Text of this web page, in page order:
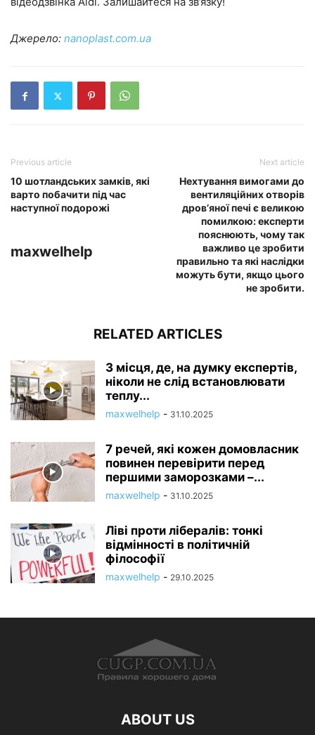
Джерело: nanoplast.com.ua
Previous article
10 шотландських замків, які
варто побачити під час
наступної подорожі
Next article
Нехтування вимогами до
вентиляційних отворів
дров’яної печі є великою
помилкою: експерти
пояснюють, чому так
важливо це зробити
правильно та які наслідки
можуть бути, якщо цього
не зробити.
maxwelhelp
RELATED ARTICLES
3 місця, де, на думку експертів,
ніколи не слід встановлювати
теплу...
maxwelhelp - 31.10.2025
7 речей, які кожен домовласник
повинен перевірити перед
першими заморозками –...
maxwelhelp - 31.10.2025
Ліві проти лібералів: тонкі
відмінності в політичній
філософії
maxwelhelp - 29.10.2025
ABOUT US